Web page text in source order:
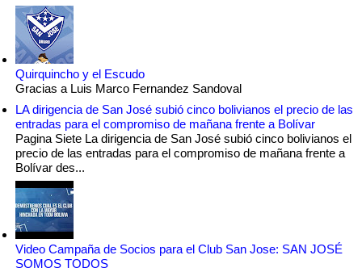
Quirquincho y el Escudo
Gracias a Luis Marco Fernandez Sandoval
LA dirigencia de San José subió cinco bolivianos el precio de las
entradas para el compromiso de mañana frente a Bolívar
Pagina Siete La dirigencia de San José subió cinco bolivianos el
precio de las entradas para el compromiso de mañana frente a
Bolívar des...
Video Campaña de Socios para el Club San Jose: SAN JOSÉ
SOMOS TODOS